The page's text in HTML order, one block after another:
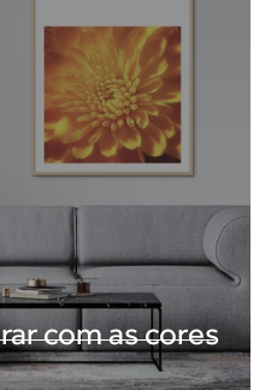
com as cores